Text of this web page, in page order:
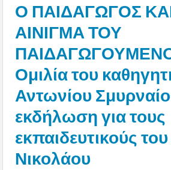
Ο ΠΑΙΔΑΓΩΓΟΣ
ΑΙΝΙΓΜΑ ΤΟΥ
Ομιλία του
Αντωνίου
εκδήλωση για τους
εκπαιδευτικούς
Νικολάου